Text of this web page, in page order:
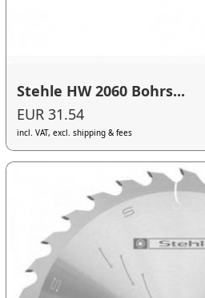
Stehle HW 2060 Bohrs...
EUR 31.54
incl. VAT, excl. shipping & fees